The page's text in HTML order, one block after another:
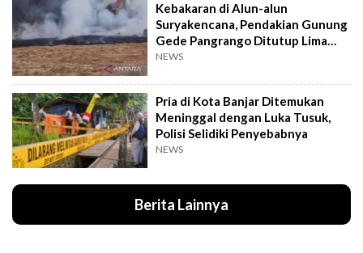
Kebakaran di Alun-alun
Suryakencana, Pendakian Gunung
Gede Pangrango Ditutup Lima
Hari
NEWS
Pria di Kota Banjar Ditemukan
Meninggal dengan Luka Tusuk,
Polisi Selidiki Penyebabnya
NEWS
Berita Lainnya